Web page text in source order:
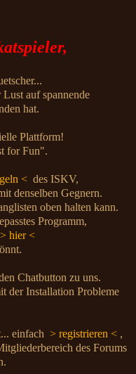
auf spannende
hat.
Plattform!
for Fun".
< des ISKV,
denselben Gegnern.
oben halten kann.
Programm,
> hier <
Chatbutton zu uns.
der Installation Probleme
einfach > registrieren < ,
des Forums